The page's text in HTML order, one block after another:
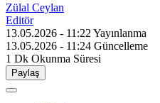
Zülal Ceylan
Editör
13.05.2026 - 11:22 Yayınlanma
13.05.2026 - 11:24 Güncelleme
1 Dk Okunma Süresi
Paylaş